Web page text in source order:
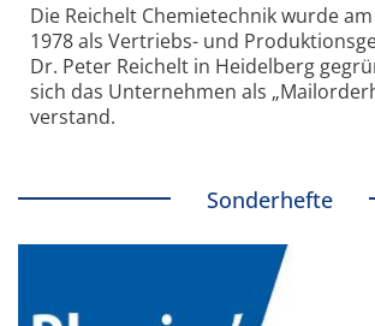
Die Reichelt Chemietechnik wurde
1978 als Vertriebs- und
Dr. Peter Reichelt in Heidelberg
sich das Unternehmen als
verstand.
Sonderhefte